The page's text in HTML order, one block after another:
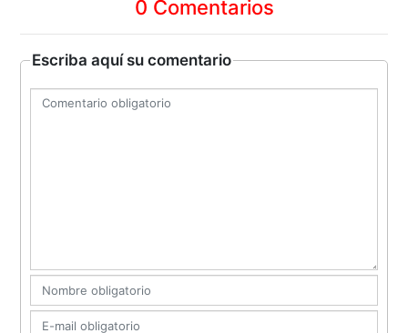
0 Comentarios
Escriba aquí su comentario